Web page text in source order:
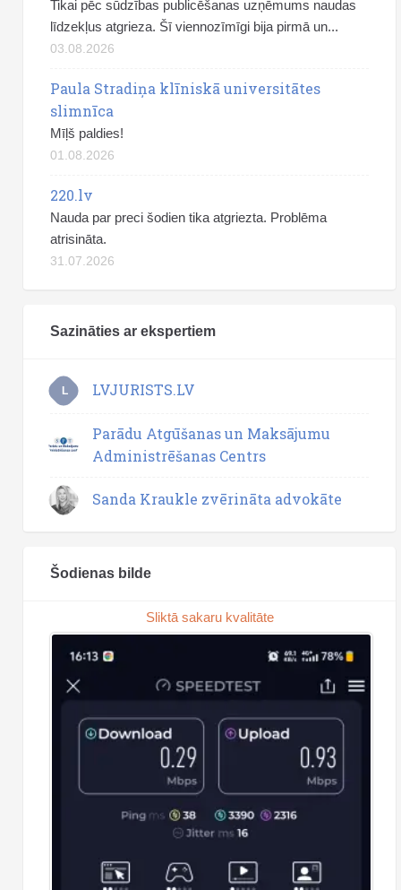
Tikai pēc sūdzības publicēšanas uzņēmums naudas
līdzekļus atgrieza. Šī viennozīmīgi bija pirmā un...
03.08.2026
Paula Stradiņa klīniskā universitātes
slimnīca
Mīļš paldies!
01.08.2026
220.lv
Nauda par preci šodien tika atgriezta. Problēma
atrisināta.
31.07.2026
Sazināties ar ekspertiem
L LVJURISTS.LV
Parādu Atgūšanas un Maksājumu
Administrēšanas Centrs
Sanda Kraukle zvērināta advokāte
Šodienas bilde
Sliktā sakaru kvalitāte